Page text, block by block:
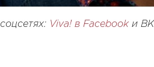
Viva! в Facebook и